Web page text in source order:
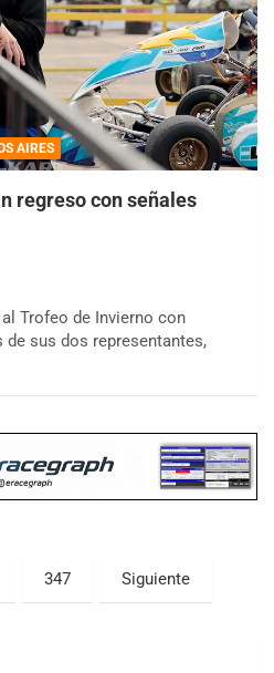
AIRES
regreso con señales
Trofeo de Invierno con
sus dos representantes,
347 Siguiente